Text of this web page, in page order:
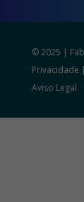
© 2025 |
Privacidade |
Aviso Legal